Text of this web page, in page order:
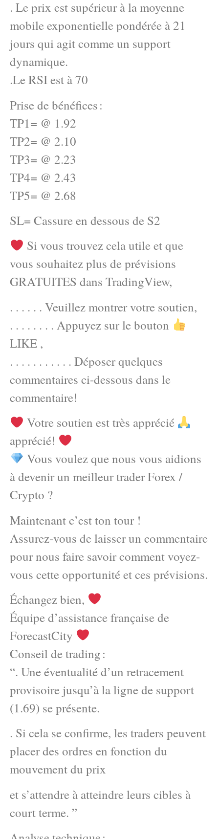
. Le prix est supérieur à la moyenne
mobile exponentielle pondérée à 21
jours qui agit comme un support
dynamique.
.Le RSI est à 70
Prise de bénéfices :
TP1= @ 1.92
TP2= @ 2.10
TP3= @ 2.23
TP4= @ 2.43
TP5= @ 2.68
SL= Cassure en dessous de S2
Si vous trouvez cela utile et que
vous souhaitez plus de prévisions
GRATUITES dans TradingView,
. . . . . . Veuillez montrer votre soutien,
. . . . . . . . Appuyez sur le bouton
LIKE ,
. . . . . . . . . . . Déposer quelques
commentaires ci-dessous dans le
commentaire!
Votre soutien est très apprécié
apprécié!
Vous voulez que nous vous aidions
à devenir un meilleur trader Forex /
Crypto ?
Maintenant c’est ton tour !
Assurez-vous de laisser un commentaire
pour nous faire savoir comment voyez-
vous cette opportunité et ces prévisions.
Échangez bien,
Équipe d’assistance française de
ForecastCity
Conseil de trading :
“. Une éventualité d’un retracement
provisoire jusqu’à la ligne de support
(1.69) se présente.
. Si cela se confirme, les traders peuvent
placer des ordres en fonction du
mouvement du prix
et s’attendre à atteindre leurs cibles à
court terme. ”